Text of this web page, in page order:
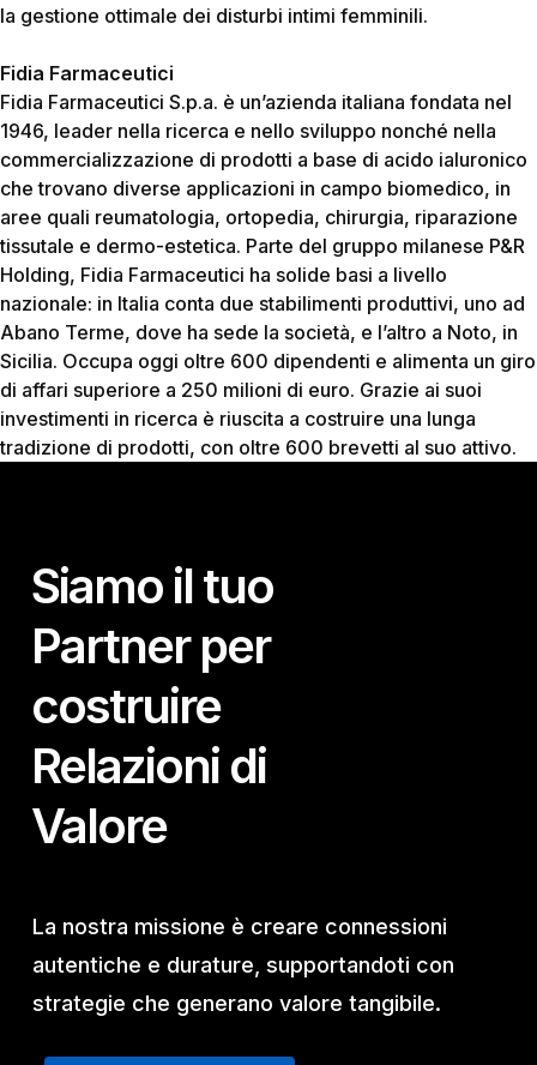
la gestione ottimale dei disturbi intimi femminili.
Fidia Farmaceutici
Fidia Farmaceutici S.p.a. è un’azienda italiana fondata nel
1946, leader nella ricerca e nello sviluppo nonché nella
commercializzazione di prodotti a base di acido ialuronico
che trovano diverse applicazioni in campo biomedico, in
aree quali reumatologia, ortopedia, chirurgia, riparazione
tissutale e dermo-estetica. Parte del gruppo milanese P&R
Holding, Fidia Farmaceutici ha solide basi a livello
nazionale: in Italia conta due stabilimenti produttivi, uno ad
Abano Terme, dove ha sede la società, e l’altro a Noto, in
Sicilia. Occupa oggi oltre 600 dipendenti e alimenta un giro
di affari superiore a 250 milioni di euro. Grazie ai suoi
investimenti in ricerca è riuscita a costruire una lunga
tradizione di prodotti, con oltre 600 brevetti al suo attivo.
Siamo il tuo
Partner per
costruire
Relazioni di
Valore
La nostra missione è creare connessioni
autentiche e durature, supportandoti con
strategie che generano valore tangibile.